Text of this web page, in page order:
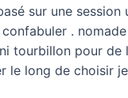
sur une session
.
tourbillon pour de
le long de choisir